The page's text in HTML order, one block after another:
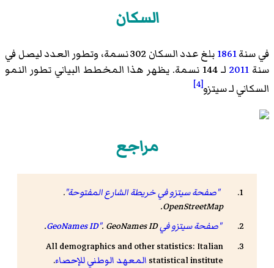
السكان
في سنة1861
بلغ عدد السكان 302 نسمة، وتطور العدد ليصل في
سنة2011
لـ 144 نسمة. يظهر هذا المخطط البياني تطور النمو
السكاني لـ سيتزو[4]
مراجع
"صفحة سيتزو في خريطة الشارع المفتوحة".
OpenStreetMap
.
"صفحة سيتزو في GeoNames ID"
. GeoNames ID
.
All demographics and other statistics: Italian
statistical institute المعهد الوطني للإحصاء.